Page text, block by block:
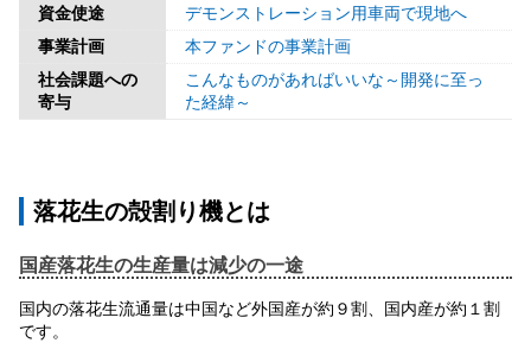
資金使途
デモンストレーション用車両で現地へ
事業計画
本ファンドの事業計画
社会課題への
寄与
こんなものがあればいいな～開発に至っ
た経緯～
落花生の殻割り機とは
国産落花生の生産量は減少の一途
国内の落花生流通量は中国など外国産が約９割、国内産が約１割
です。